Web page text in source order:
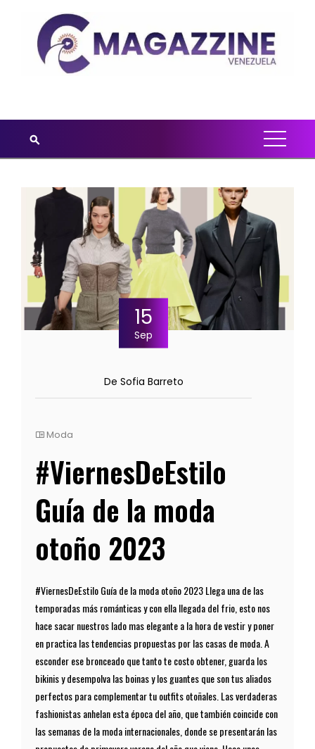
15
Sep
De Sofia Barreto
Moda
#ViernesDeEstilo
Guía de la moda
otoño 2023
#ViernesDeEstilo Guía de la moda otoño 2023 Llega una de las
temporadas más románticas y con ella llegada del frio, esto nos
hace sacar nuestros lado mas elegante a la hora de vestir y poner
en practica las tendencias propuestas por las casas de moda. A
esconder ese bronceado que tanto te costo obtener, guarda los
bikinis y desempolva las boinas y los guantes que son tus aliados
perfectos para complementar tu outfits otoñales. Las verdaderas
fashionistas anhelan esta época del año, que también coincide con
las semanas de la moda internacionales, donde se presentarán las